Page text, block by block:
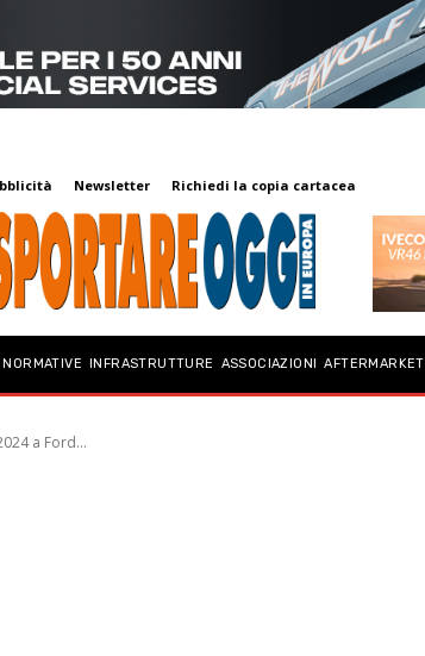
Newsletter Richiedi la copia cartacea
NORMATIVE INFRASTRUTTURE ASSOCIAZIONI AFTERMARKET
a Ford...